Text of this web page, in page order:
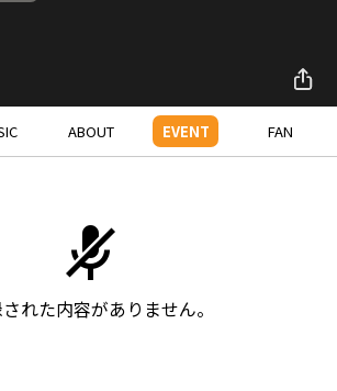
ABOUT EVENT FAN
れた内容がありません。